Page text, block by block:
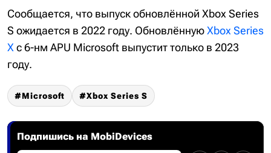
Сообщается, что выпуск обновлённой Xbox Series
S ожидается в 2022 году. ОбновлённуюXbox Series
X с 6-нм APU Microsoft выпустит только в 2023
году.
Microsoft Xbox Series S
Подпишись на MobiDevices